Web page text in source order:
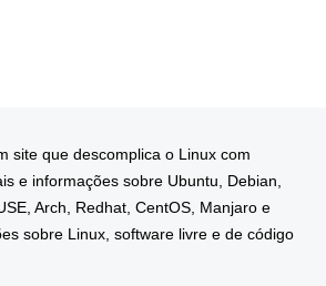
site que descomplica o Linux com
e informações sobre Ubuntu, Debian,
Arch, Redhat, CentOS, Manjaro e
sobre Linux, software livre e de código